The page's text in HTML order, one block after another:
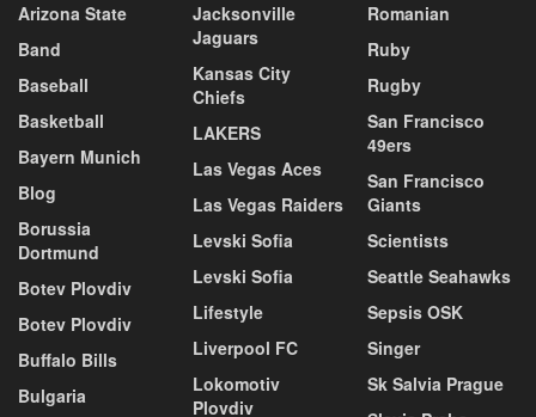
Arizona State
Band
Baseball
Basketball
Bayern Munich
Blog
Borussia
Dortmund
Botev Plovdiv
Botev Plovdiv
Buffalo Bills
Bulgaria
Jacksonville
Jaguars
Kansas City
Chiefs
LAKERS
Las Vegas Aces
Las Vegas Raiders
Levski Sofia
Levski Sofia
Lifestyle
Liverpool FC
Lokomotiv
Plovdiv
Romanian
Ruby
Rugby
San Francisco
49ers
San Francisco
Giants
Scientists
Seattle Seahawks
Sepsis OSK
Singer
Sk Salvia Prague